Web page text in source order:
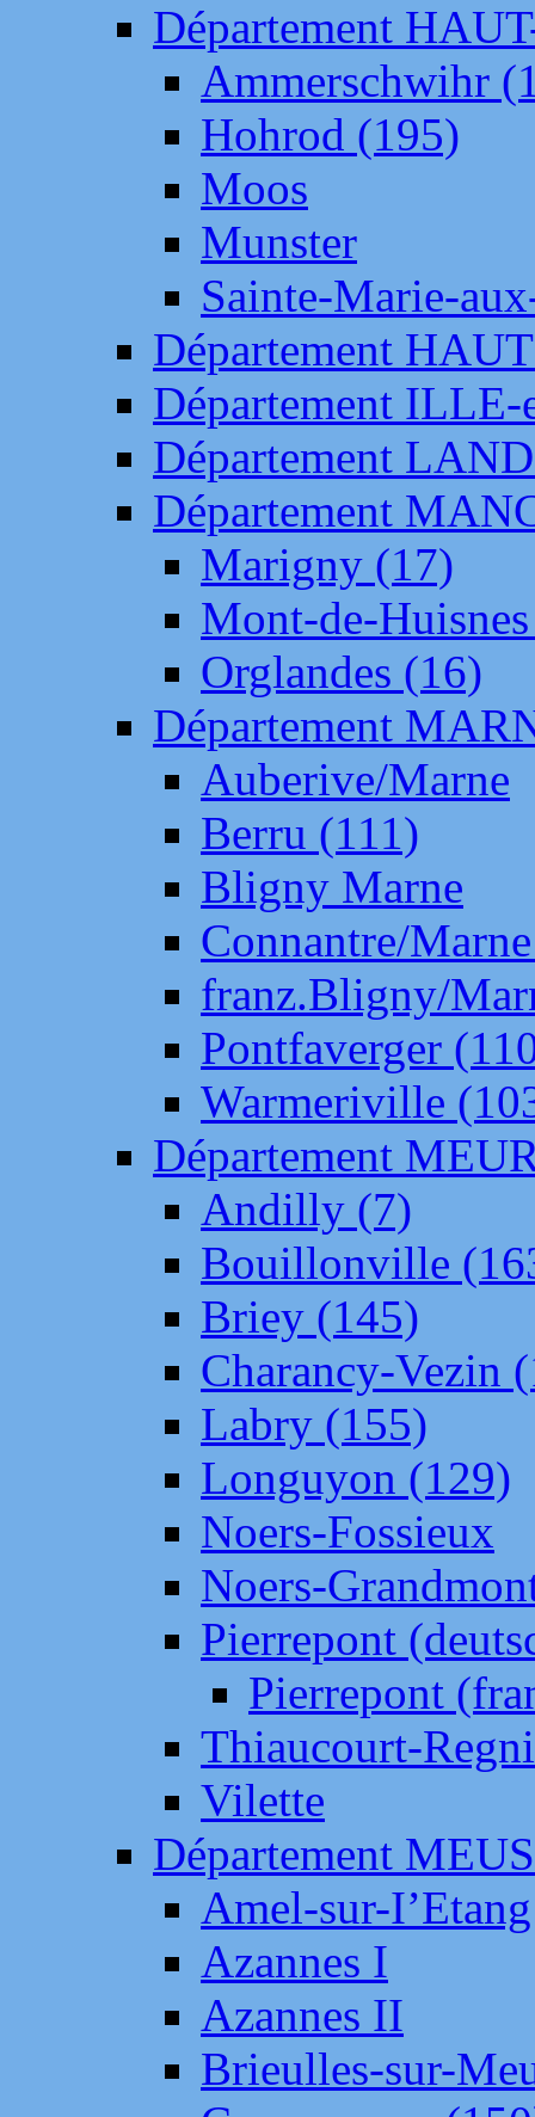
Département
Ammerschwihr
Hohrod (195)
Moos
Munster
Sainte-Marie-
Département
Département
Département
Département
Marigny (17)
Mont-de-
Orglandes (16)
Département
Auberive/Marne
Berru (111)
Bligny Marne
Connantre/
franz.Bligny/
Pontfaverger
Warmeriville
Département
Andilly (7)
Bouillonville
Briey (145)
Charancy-Vezin
Labry (155)
Longuyon (129)
Noers-Fossieux
Noers-
Pierrepont
Pierrepont
Thiaucourt-
Vilette
Département
Amel-sur-
Azannes I
Azannes II
Brieulles-sur-